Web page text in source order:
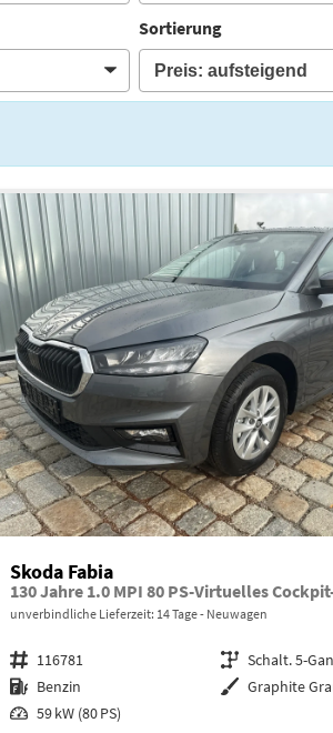
Sortierung
Skoda Fabia
unverbindliche Lieferzeit: 14 Tage Neuwagen
Fahrzeugnr. 116781 Getriebe Schalt. 5-
Kraftstoff Benzin Außenfarbe Graphite
Leistung 59 kW (80 PS)